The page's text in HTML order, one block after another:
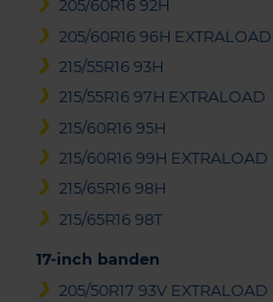
205/60R16 92H
205/60R16 96H EXTRALOAD
215/55R16 93H
215/55R16 97H EXTRALOAD
215/60R16 95H
215/60R16 99H EXTRALOAD
215/65R16 98H
215/65R16 98T
17-inch banden
205/50R17 93V EXTRALOAD